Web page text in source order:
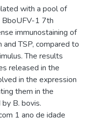
with a pool of
BboUFV-1 7th
immunostaining of
TSP, compared to
The results
released in the
in the expression
them in the
B. bovis.
1 ano de idade